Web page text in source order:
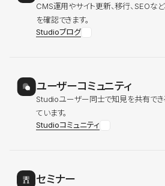
CMS運用やサイト更新、移行、SEOな
を確認できます。
Studioブログ
ユーザーコミュニティ
Studioユーザー同士で知見を共有でき
ています。
Studioコミュニティ
セミナー